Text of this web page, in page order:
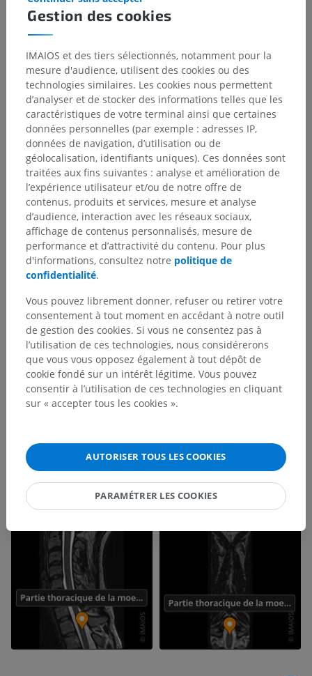
notamment les faisceaux spinocérébelleux antérieur
postérieur,spinothalamique latéral
réticulospinal latéral
Dans lacolonne blanche postérieure ou dorsalede la
thoracique de la moelle spinale, lefaisceau gracileest
présent sur toute la longueur de la moelle spinale, tandis que
faisceau cunéiforme n'est visible que jusqu'au segment
spinal T6, étant absent dans la partie inférieure de la moelle
spinale thoracique.
La traduction est incorrecte ? SIGNALER
Références
Snell, R.S. (2010). ‘Chapter 4: The Spinal Cord and the Ascending and
Descending Tracts, inClinical Neuroanatomy. (7th ed.) Philadelphia:
Wolters Kluwer Health/Lippincott Williams & Wilkins, pp. 137-139.
Galerie
Gestion des cookies
IMAIOS et des tiers sélectionnés, notamment pour la
mesure d'audience, utilisent des cookies ou des
technologies similaires. Les cookies nous permettent
d’analyser et de stocker des informations telles que les
caractéristiques de votre terminal ainsi que certaines
données personnelles (par exemple : adresses IP,
données de navigation, d’utilisation ou de
géolocalisation, identifiants uniques). Ces données sont
traitées aux fins suivantes : analyse et amélioration de
l’expérience utilisateur et/ou de notre offre de
contenus, produits et services, mesure et analyse
d’audience, interaction avec les réseaux sociaux,
affichage de contenus personnalisés, mesure de
performance et d’attractivité du contenu. Pour plus
d'informations, consultez notre politique de
confidentialité.
Vous pouvez librement donner, refuser ou retirer votre
consentement à tout moment en accédant à notre outil
de gestion des cookies. Si vous ne consentez pas à
l’utilisation de ces technologies, nous considérerons
que vous vous opposez également à tout dépôt de
cookie fondé sur un intérêt légitime. Vous pouvez
consentir à l’utilisation de ces technologies en cliquant
sur « accepter tous les cookies ».
AUTORISER TOUS LES COOKIES
PARAMÉTRER LES COOKIES